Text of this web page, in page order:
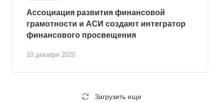
10 декабря 2020
Ассоциация развития финансовой
грамотности и АСИ создают интегратор
финансового просвещения
Загрузить еще